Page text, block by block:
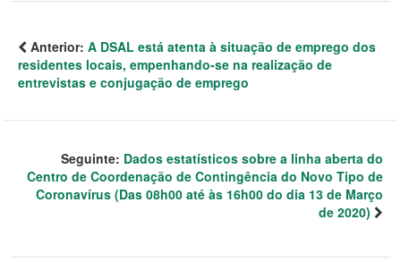
Anterior: A DSAL está atenta à situação de emprego dos
residentes locais, empenhando-se na realização de
entrevistas e conjugação de emprego
Seguinte: Dados estatísticos sobre a linha aberta do
Centro de Coordenação de Contingência do Novo Tipo de
Coronavírus (Das 08h00 até às 16h00 do dia 13 de Março
de 2020)